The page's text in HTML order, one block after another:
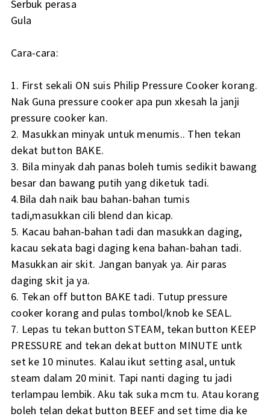
Serbuk perasa
Gula
Cara-cara:
1. First sekali ON suis Philip Pressure Cooker korang.
Nak Guna pressure cooker apa pun xkesah la janji
pressure cooker kan.
2. Masukkan minyak untuk menumis.. Then tekan
dekat button BAKE.
3. Bila minyak dah panas boleh tumis sedikit bawang
besar dan bawang putih yang diketuk tadi.
4.Bila dah naik bau bahan-bahan tumis
tadi,masukkan cili blend dan kicap.
5. Kacau bahan-bahan tadi dan masukkan daging,
kacau sekata bagi daging kena bahan-bahan tadi.
Masukkan air skit. Jangan banyak ya. Air paras
daging skit ja ya.
6. Tekan off button BAKE tadi. Tutup pressure
cooker korang and pulas tombol/knob ke SEAL.
7. Lepas tu tekan button STEAM, tekan button KEEP
PRESSURE and tekan dekat button MINUTE untk
set ke 10 minutes. Kalau ikut setting asal, untuk
steam dalam 20 minit. Tapi nanti daging tu jadi
terlampau lembik. Aku tak suka mcm tu. Atau korang
boleh telan dekat button BEEF and set time dia ke